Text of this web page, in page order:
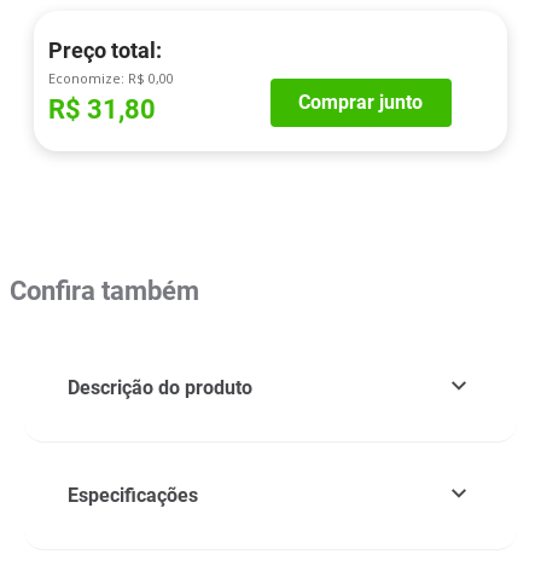
Preço total:
Economize: R$ 0,00
R$ 31,80 Comprar junto
Confira também
Descrição do produto
Especificações